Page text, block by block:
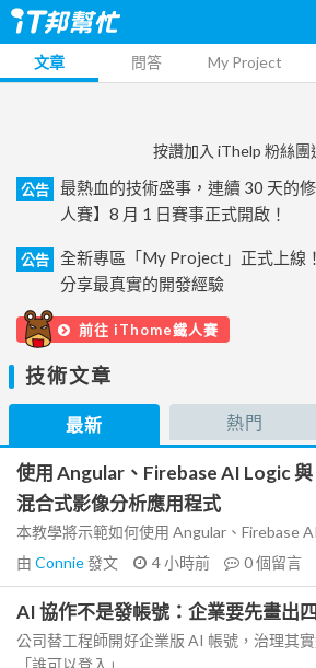
文章 問答 My Project
按讚加入 iThelp 粉絲團
公告
最熱血的技術盛事，連續 30 天的
人賽】8 月 1 日賽事正式開啟！
公告
全新專區「My Project」正式上線
分享最真實的開發經驗
前往 iThome鐵人賽
技術文章
最新 熱門
使用 Angular、Firebase AI Logic
混合式影像分析應用程式
本教學將示範如何使用 Angular、Firebase
由 Connie發文 4 小時前 0個留言
AI 協作不是發帳號：企業要先畫出
公司替工程師開好企業版 AI 帳號，治理其
「誰可以登入」...